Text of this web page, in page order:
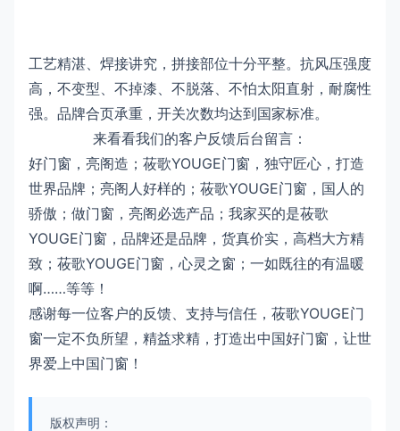
工艺精湛、焊接讲究，拼接部位十分平整。抗风压强度
高，不变型、不掉漆、不脱落、不怕太阳直射，耐腐性
强。品牌合页承重，开关次数均达到国家标准。
来看看我们的客户反馈后台留言：
好门窗，亮阁造；莜歌YOUGE门窗，独守匠心，打造
世界品牌；亮阁人好样的；莜歌YOUGE门窗，国人的
骄傲；做门窗，亮阁必选产品；我家买的是莜歌
YOUGE门窗，品牌还是品牌，货真价实，高档大方精
致；莜歌YOUGE门窗，心灵之窗；一如既往的有温暖
啊……等等！
感谢每一位客户的反馈、支持与信任，莜歌YOUGE门
窗一定不负所望，精益求精，打造出中国好门窗，让世
界爱上中国门窗！
版权声明：